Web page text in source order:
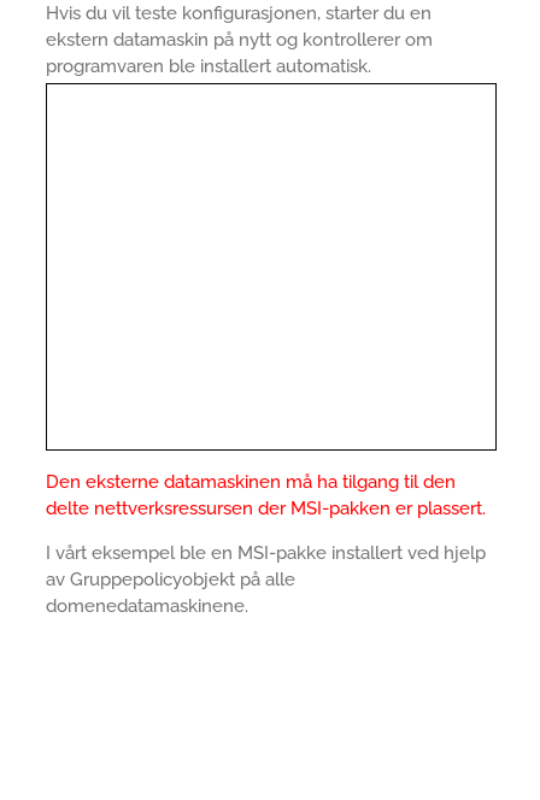
Hvis du vil teste konfigurasjonen, starter du en
ekstern datamaskin på nytt og kontrollerer om
programvaren ble installert automatisk.
Den eksterne datamaskinen må ha tilgang til den
delte nettverksressursen der MSI-pakken er plassert.
I vårt eksempel ble en MSI-pakke installert ved hjelp
av Gruppepolicyobjekt på alle
domenedatamaskinene.